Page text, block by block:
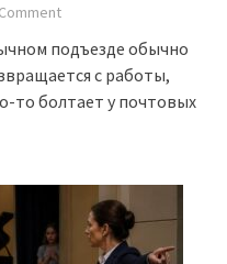
Comment
подъезде обычно
с работы,
то болтает у почтовых